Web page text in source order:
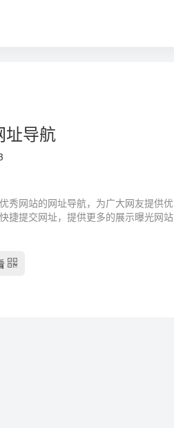
址导航
秀网站的网址导航，为广大网友提供优
捷提交网址，提供更多的展示曝光网站